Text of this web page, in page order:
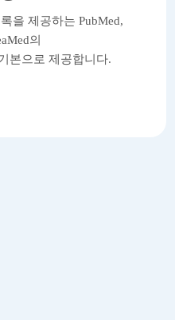
을 제공하는 PubMed,
의
본으로 제공합니다.